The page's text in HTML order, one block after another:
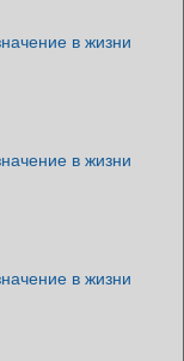
в жизни
в жизни
в жизни